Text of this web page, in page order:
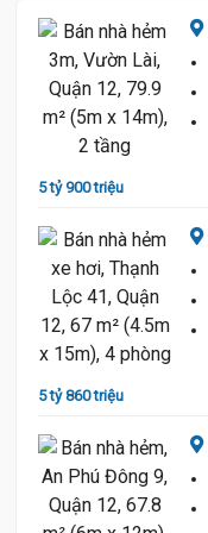
5 tỷ 900 triệu
5 tỷ 860 triệu